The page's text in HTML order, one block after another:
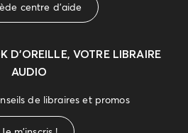
centre d'aide
D’OREILLE, VOTRE LIBRAIRE
AUDIO
de libraires et promos